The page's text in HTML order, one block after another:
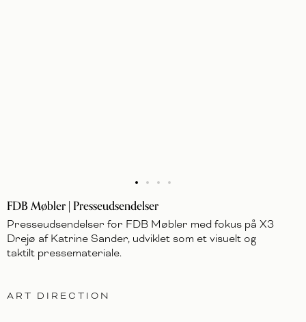
FDB Møbler | Presseudsendelser
Presseudsendelser for FDB Møbler med fokus på X3
Drejø af Katrine Sander, udviklet som et visuelt og
taktilt pressemateriale.
ART DIRECTION